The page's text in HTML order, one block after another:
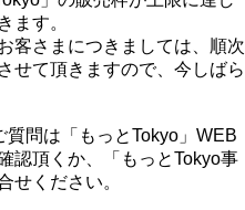
ます。
客さまにつきましては、順次
せて頂きますので、今しばら
質問は「もっとTokyo」WEB
認頂くか、「もっとTokyo事
せください。